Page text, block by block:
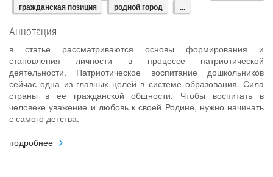
гражданская позиция
родной город ...
Аннотация
в статье рассматриваются основы формирования и
становления личности в процессе патриотической
деятельности. Патриотическое воспитание дошкольников
сейчас одна из главных целей в системе образования. Сила
страны в ее гражданской общности. Чтобы воспитать в
человеке уважение и любовь к своей Родине, нужно начинать
с самого детства.
подробнее